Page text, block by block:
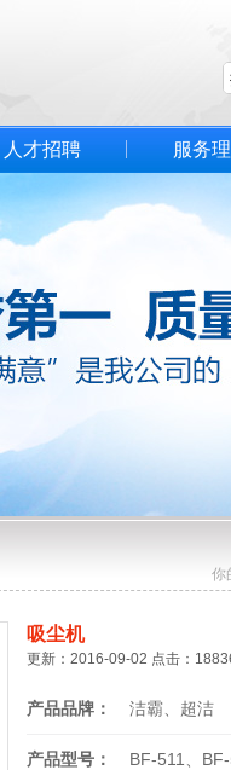
人才招聘 服务
你
吸尘机
更新：2016-09-02 点击：
产品品牌： 洁霸、超洁
产品型号： BF-511、